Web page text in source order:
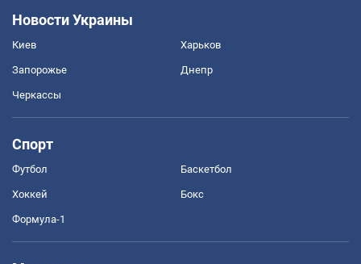
Новости Украины
Киев Харьков
Запорожье Днепр
Черкассы
Спорт
Футбол Баскетбол
Хоккей Бокс
Формула-1